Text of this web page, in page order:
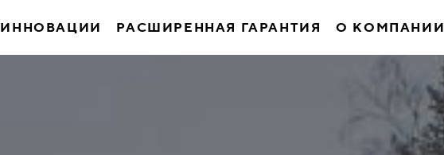
ИННОВАЦИИ РАСШИРЕННАЯ ГАРАНТИЯ О КОМПАНИИ